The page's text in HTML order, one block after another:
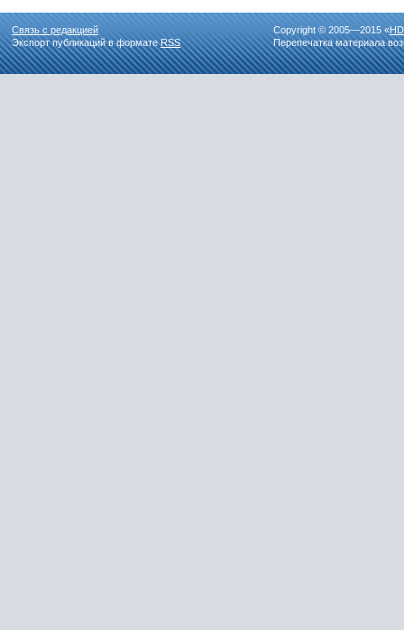
Связь с редакцией
Экспорт публикаций в форматеRSS
Copyright © 2005—2015 «
Перепечатка материала